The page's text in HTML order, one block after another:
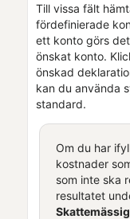
Till vissa fält
fördefinierade
ett konto görs
önskat konto.
önskad
kan du använda
standard.
Om du har
kostnader
som inte ska
resultatet